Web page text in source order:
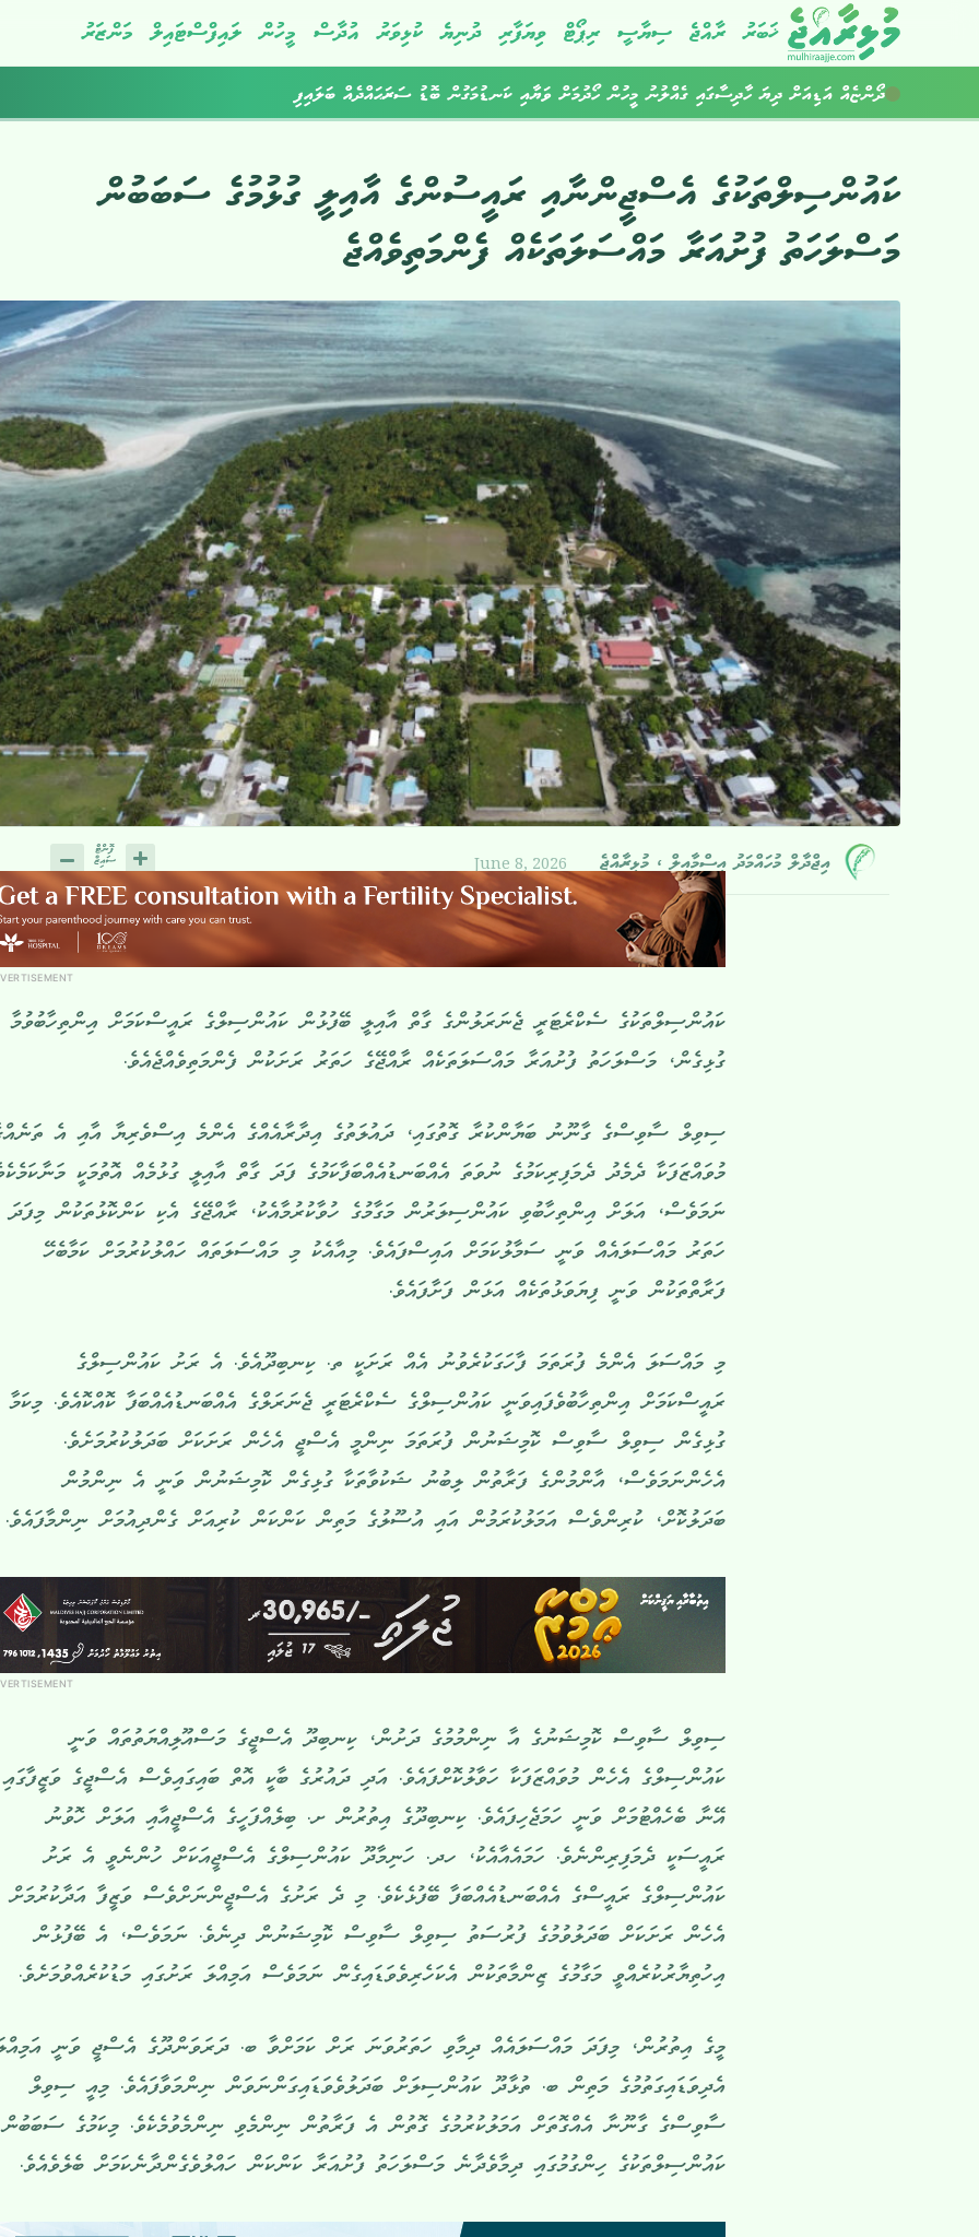
ޚަބަރު ރާއްޖެ ސިޔާސީ ރިޕޯޓް ވިޔަފާރި ދުނިޔެ ކުޅިވަރު އުދާސް މީހުން ލައިފްސްޓައިލް މަންޒަރު
މަސްތުވާތަކެތީގެ ދެ އޮޕަރޭޝަނެއްގައި ހަތަރު މީހުން ހައްޔަރުކޮށްފި
ދޯންޏެއް އަޑިއަށް ދިޔަ ހާދިސާގައި ގެއްލުނު މީހުން ހޯދުމަށް ވަޔާއި ކަނޑުމަގުން ބޮޑު ސަރަޙައްދެއް ބަލައިފި
ކައުންސިލްތަކުގެ އެސްޖީންނާއި ރައީސުންގެ އާއިލީ ގުޅުމުގެ ސަބަބުން
މަސްލަހަތު ފުށުއަރާ މައްސަލަތަކެއް ފެންމަތިވެއްޖެ
އިޖްދާލް މުހައްމަދު އިސްމާއީލް ، މުޅިރާއްޖެ June 8, 2026
ކައުންސިލްތަކުގެ ސެކްރެޓަރީ ޖެނަރަލުންގެ ގާތް އާއިލީ ބޭފުޅުން ކައުންސިލްގެ ރައީސްކަމަށް އިންތިހާބުވުމާ
ގުޅިގެން، މަސްލަހަތު ފުށުއަރާ މައްސަލަތަކެއް ރާއްޖޭގެ ހަތަރު ރަށަކުން ފެންމަތިވެއްޖެއެވެ.
ސިވިލް ސާވިސްގެ ގާނޫނު ބަޔާންކުރާ ގޮތުގައި، ދައުލަތުގެ އިދާރާއެއްގެ އެންމެ އިސްވެރިޔާ އާއި އެ
މުވައްޒަފަކާ ދެމެދު ދެމަފިރިކަމުގެ ނުވަތަ އެއްބަނޑުއެއްބަފާކަމުގެ ފަދަ ގާތް އާއިލީ ގުޅުމެއް އޮތުމަކީ
ނަމަވެސް، އަލަށް އިންތިހާބުވި ކައުންސިލަރުން މަގާމުގެ ހުވާކުރުމާއެކު، ރާއްޖޭގެ އެކި ކަންކޮޅުތަކުން މިފަދަ
ހަތަރު މައްސަލައެއް ވަނީ ސަމާލުކަމަށް އައިސްފައެވެ. މިއާއެކު މި މައްސަލަތައް ހައްލުކުރުމަށް ކަމާބެހޭ
ފަރާތްތަކުން ވަނީ ފިޔަވަޅުތަކެއް އަޅަން ފަށާފައެވެ.
މި މައްސަލަ އެންމެ ފުރަތަމަ ފާހަގަކުރެވުނު އެއް ރަށަކީ ތ. ކިނބިދޫއެވެ. އެ ރަށު ކައުންސިލްގެ
ރައީސްކަމަށް އިންތިހާބުވެފައިވަނީ ކައުންސިލްގެ ސެކްރެޓަރީ ޖެނަރަލްގެ އެއްބަނޑުއެއްބަފާ ކޮއްކޮއެވެ. މިކަމާ
ގުޅިގެން ސިވިލް ސާވިސް ކޮމިޝަނުން ފުރަތަމަ ނިންމީ އެސްޖީ އެހެން ރަށަކަށް ބަދަލުކުރުމަށެވެ.
އެހެންނަމަވެސް، އާންމުންގެ ފަރާތުން ލިބުނު ޝަކުވާތަކާ ގުޅިގެން ކޮމިޝަނުން ވަނީ އެ ނިންމުން
ބަދަލުކޮށް، ކުރިންވެސް އަމަލުކުރަމުން އައި އުސޫލުގެ މަތިން ކަންކަން ކުރިއަށް ގެންދިއުމަށް ނިންމާފައެވެ.
ސިވިލް ސާވިސް ކޮމިޝަނުގެ އާ ނިންމުމުގެ ދަށުން، ކިނބިދޫ އެސްޖީގެ މަސްއޫލިއްޔަތުތައް ވަނީ
ކައުންސިލްގެ އެހެން މުވައްޒަފަކާ ހަވާލުކޮށްފައެވެ. އަދި ދައުރުގެ ބާކީ އޮތް ބައިގައިވެސް އެސްޖީގެ ވަޒީފާގައި
އޭނާ ބެހެއްޓުމަށް ވަނީ ހަމަޖެހިފައެވެ. ކިނބިދޫގެ އިތުރުން ށ. ބިލެއްފަހީގެ އެސްޖީއާއި އަލަށް ހޮވުނު
ރައީސަކީ ދެމަފިރިންނެވެ. ހަމައެއާއެކު، ހދ. ހަނިމާދޫ ކައުންސިލްގެ އެސްޖީއަކަށް ހުންނެވީ އެ ރަށު
ކައުންސިލްގެ ރައީސްގެ އެއްބަނޑުއެއްބަފާ ބޭފުޅެކެވެ. މި ދެ ރަށުގެ އެސްޖީންނަށްވެސް ވަޒީފާ އަދާކުރުމަށް
އެހެން ރަށަކަށް ބަދަލުވުމުގެ ފުރުސަތު ސިވިލް ސާވިސް ކޮމިޝަނުން ދިނެވެ. ނަމަވެސް، އެ ބޭފުޅުން
އިހުތިޔާރުކުރެއްވީ މަގާމުގެ ޒިންމާތަކުން އެކަހެރިވެވަޑައިގެން ނަމަވެސް އަމިއްލަ ރަށުގައި މަޑުކުރެއްވުމަށެވެ.
މީގެ އިތުރުން، މިފަދަ މައްސަލައެއް ދިމާވި ހަތަރުވަނަ ރަށް ކަމަށްވާ ބ. ދަރަވަންދޫގެ އެސްޖީ ވަނީ
އެދިވަޑައިގަތުމުގެ މަތިން ބ. ތުޅާދޫ ކައުންސިލަށް ބަދަލުވެވަޑައިގަންނަވަން ނިންމަވާފައެވެ. މިއީ ސިވިލް
ސާވިސްގެ ގާނޫނާ އެއްގޮތަށް އަމަލުކުރުމުގެ ގޮތުން އެ ފަރާތުން ނިންމެވި ނިންމެވުމެކެވެ. މިކަމުގެ ސަބަބުން
ކައުންސިލްތަކުގެ ހިންގުމުގައި ދިމާވެދާނެ މަސްލަހަތު ފުށުއަރާ ކަންކަން ހައްލުވެގެންދާނެކަމަށް ބެލެވެއެވެ.